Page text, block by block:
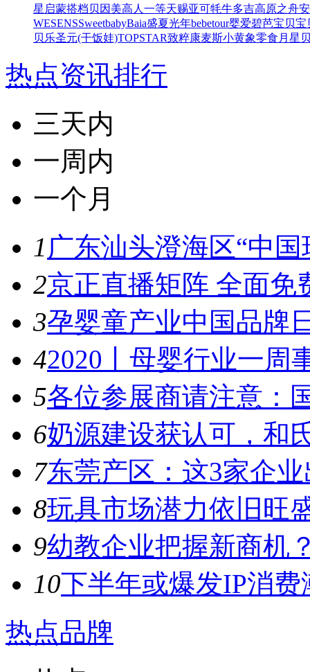
星 启蒙搭档贝因美高人一等天赐亚可牦牛多吉高原之舟
WESENSSweetbabyBaia盛夏光年bebetour婴爱碧芭宝贝宝
贝乐圣元(干饭娃)TOPSTAR致粹康麦斯小黄象零食 月星
热点资讯排行
三天内
一周内
一个月
1 广东汕头澄海区“中
2京正直播矩阵 全面免
3孕婴童产业中国品牌
42020丨母婴行业一周
5各位参展商请注意：
6奶源建设获认可，和
7东莞产区：这3家企
8玩具市场潜力依旧旺
9幼教企业把握新商机
10下半年或爆发IP消
热点品牌